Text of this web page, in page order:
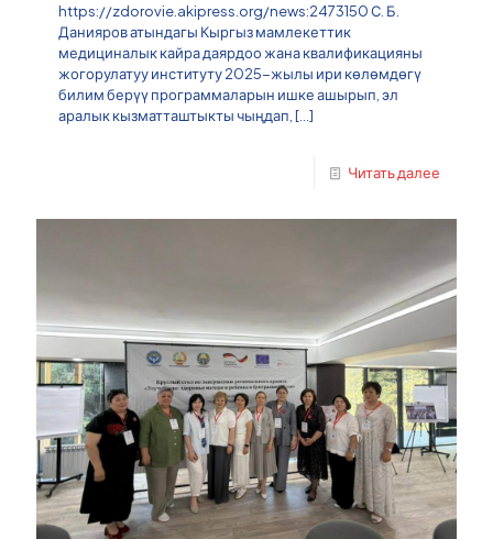
https://zdorovie.akipress.org/news:2473150 С. Б.
Данияров атындагы Кыргыз мамлекеттик
медициналык кайра даярдоо жана квалификацияны
жогорулатуу институту 2025-жылы ири көлөмдөгү
билим берүү программаларын ишке ашырып, эл
аралык кызматташтыкты чыңдап, […]
Читать далее